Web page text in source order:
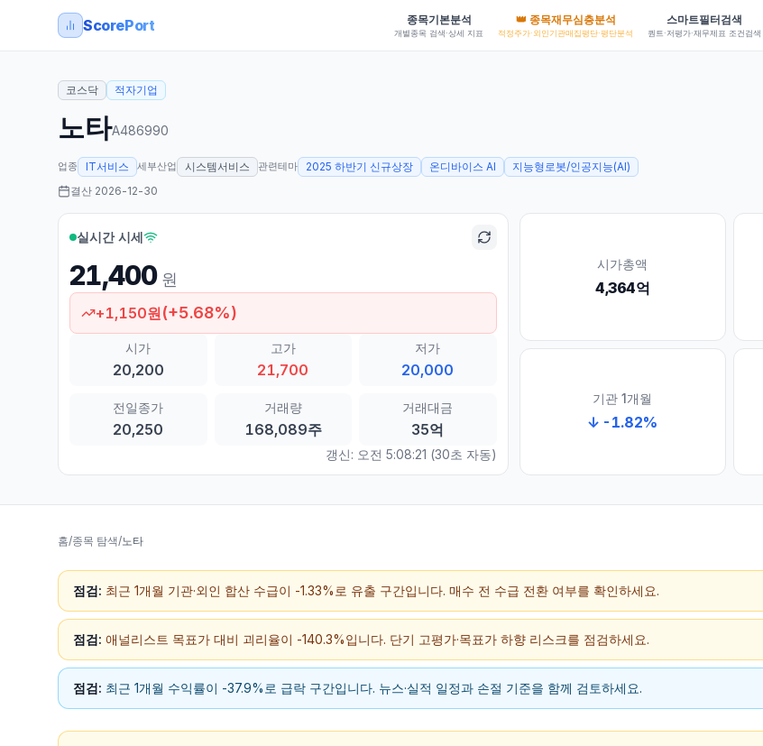
ScorePort 종목기본분석
개별종목 검색·상세 지표
👑 종목재무심층분석
적정주가·외인기관매집평단·평단분석
스마트필터검색
퀀트·저평가·재무제표 조건검색
코스닥 적자기업
노타A486990
업종 IT서비스 세부산업 시스템서비스 관련테마 2025 하반기 신규상장 온디바이스 AI
지능형로봇/인공지능(AI)
결산 2026-12-30
실시간 시세
21,400 원
+1,150원 (+5.68%)
시가
20,200
고가
21,700
저가
20,000
전일종가
20,250
거래량
168,089주
거래대금
35억
갱신: 오전 5:08:21 (30초 자동)
시가총액
4,364억
기관 1개월
↓ -1.82%
홈/종목 탐색/노타
점검: 최근 1개월 기관·외인 합산 수급이 -1.33%로 유출 구간입니다. 매수 전 수급 전환 여부를 확인하세요.
점검: 애널리스트 목표가 대비 괴리율이 -140.3%입니다. 단기 고평가·목표가 하향 리스크를 점검하세요.
점검: 최근 1개월 수익률이 -37.9%로 급락 구간입니다. 뉴스·실적 일정과 손절 기준을 함께 검토하세요.